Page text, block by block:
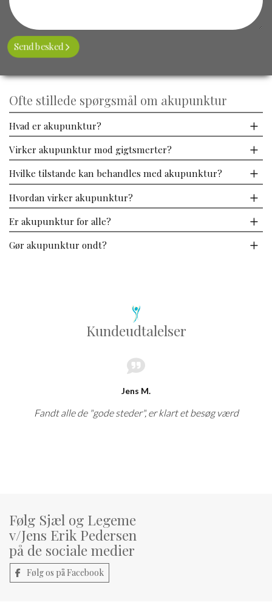
Ofte stillede spørgsmål om akupunktur
Hvad er akupunktur?
Virker akupunktur mod gigtsmerter?
Hvilke tilstande kan behandles med akupunktur?
Hvordan virker akupunktur?
Er akupunktur for alle?
Gør akupunktur ondt?
Kundeudtalelser
Jens M.
Fandt alle de "gode steder", er klart et besøg værd
Følg Sjæl og Legeme
v/Jens Erik Pedersen
på de sociale medier
Følg os på Facebook